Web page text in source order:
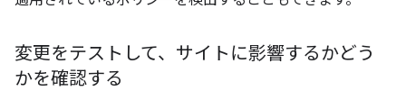
変更をテストして、サイトに影響するかどう
かを確認する